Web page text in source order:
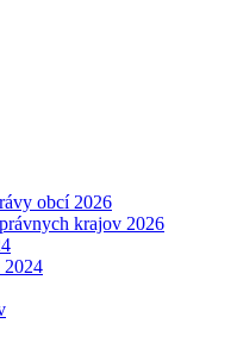
obcí 2026
krajov 2026